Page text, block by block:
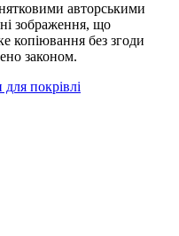
авторськими
зображення, що
копіювання без згоди
законом.
покрівлі